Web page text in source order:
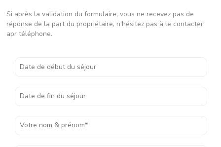
Si après la validation du formulaire, vous ne recevez pas de
réponse de la part du propriétaire, n'hésitez pas à le contacter
apr téléphone.